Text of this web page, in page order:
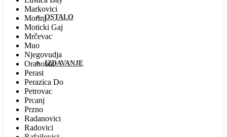
OSTALO
IZDAVANJE
Markovici
Morinj
Moticki Gaj
Mrčevac
Muo
Njegovudja
Orahovac
Perast
Perazica Do
Petrovac
Prcanj
Przno
Radanovici
Radovici